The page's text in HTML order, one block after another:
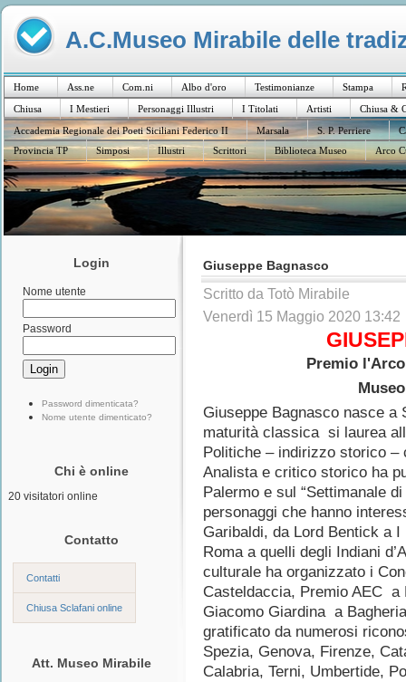
A.C.Museo Mirabile delle
Home Ass.ne Com.ni Albo d'oro Testimonianze Stampa
Chiusa
I Mestieri Personaggi Illustri I Titolati Artisti
Chiusa &
Accademia Regionale dei Poeti Siciliani Federico II
Marsala S. P. Perriere
Provincia TP
Simposi Illustri Scrittori Biblioteca Museo Arco
Login
Nome utente
Password
Password dimenticata?
Nome utente dimenticato?
Chi è online
20 visitatori online
Contatto
Contatti
Chiusa Sclafani online
Att. Museo Mirabile
Giuseppe Bagnasco
Scritto da Totò Mirabile
Venerdì 15 Maggio 2020 13:42
Premio
Giuseppe Bagnasco nasce a
maturità classica si laurea
Politiche – indirizzo storico –
Analista e critico storico ha
Palermo e sul “Settimanale
personaggi che hanno
Garibaldi, da Lord Bentick a
Roma a quelli degli Indiani
culturale ha organizzato i
Casteldaccia, Premio AEC
Giacomo Giardina a
gratificato da numerosi
Spezia, Genova, Firenze,
Calabria, Terni, Umbertide,